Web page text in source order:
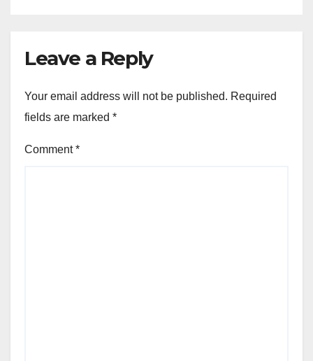
Leave a Reply
Your email address will not be published. Required
fields are marked *
Comment*